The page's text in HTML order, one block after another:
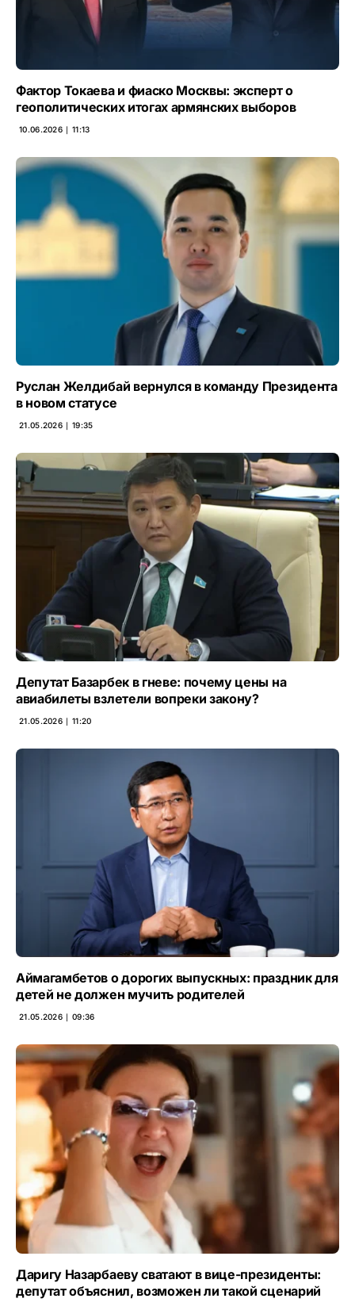
Фактор Токаева и фиаско Москвы: эксперт о
геополитических итогах армянских выборов
10.06.2026 ∣ 11:13
Руслан Желдибай вернулся в команду Президента
в новом статусе
21.05.2026 ∣ 19:35
Депутат Базарбек в гневе: почему цены на
авиабилеты взлетели вопреки закону?
21.05.2026 ∣ 11:20
Аймагамбетов о дорогих выпускных: праздник для
детей не должен мучить родителей
21.05.2026 ∣ 09:36
Даригу Назарбаеву сватают в вице-президенты:
депутат объяснил, возможен ли такой сценарий